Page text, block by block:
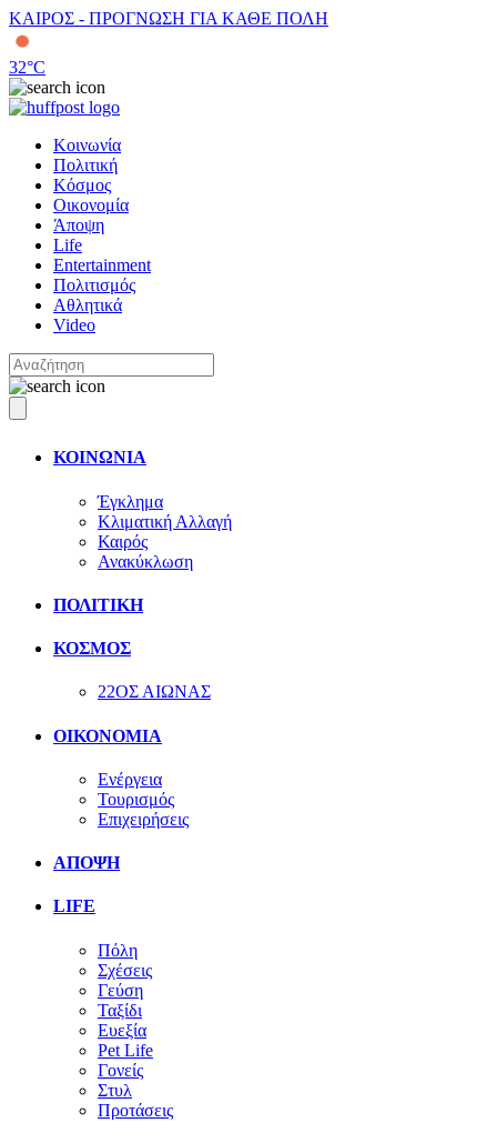
ΚΑΙΡΟΣ - ΠΡΟΓΝΩΣΗ ΓΙΑ ΚΑΘΕ ΠΟΛΗ
32°C
Κοινωνία
Πολιτική
Κόσμος
Οικονομία
Άποψη
Life
Entertainment
Πολιτισμός
Αθλητικά
Video
ΚΟΙΝΩΝΙΑ
Έγκλημα
Κλιματική Αλλαγή
Καιρός
Ανακύκλωση
ΠΟΛΙΤΙΚΗ
ΚΟΣΜΟΣ
22ΟΣ ΑΙΩΝΑΣ
ΟΙΚΟΝΟΜΙΑ
Ενέργεια
Τουρισμός
Επιχειρήσεις
ΑΠΟΨΗ
LIFE
Πόλη
Σχέσεις
Γεύση
Ταξίδι
Ευεξία
Pet Life
Γονείς
Στυλ
Προτάσεις